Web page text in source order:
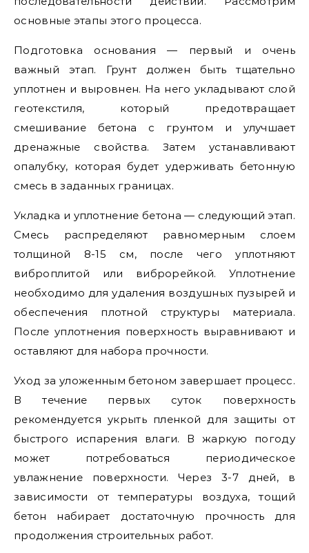
основные этапы этого процесса.
Подготовка основания — первый и очень
важный этап. Грунт должен быть тщательно
уплотнен и выровнен. На него укладывают слой
геотекстиля, который предотвращает
смешивание бетона с грунтом и улучшает
дренажные свойства. Затем устанавливают
опалубку, которая будет удерживать бетонную
смесь в заданных границах.
Укладка и уплотнение бетона — следующий этап.
Смесь распределяют равномерным слоем
толщиной 8-15 см, после чего уплотняют
виброплитой или виброрейкой. Уплотнение
необходимо для удаления воздушных пузырей и
обеспечения плотной структуры материала.
После уплотнения поверхность выравнивают и
оставляют для набора прочности.
Уход за уложенным бетоном завершает процесс.
В течение первых суток поверхность
рекомендуется укрыть пленкой для защиты от
быстрого испарения влаги. В жаркую погоду
может потребоваться периодическое
увлажнение поверхности. Через 3-7 дней, в
зависимости от температуры воздуха, тощий
бетон набирает достаточную прочность для
продолжения строительных работ.